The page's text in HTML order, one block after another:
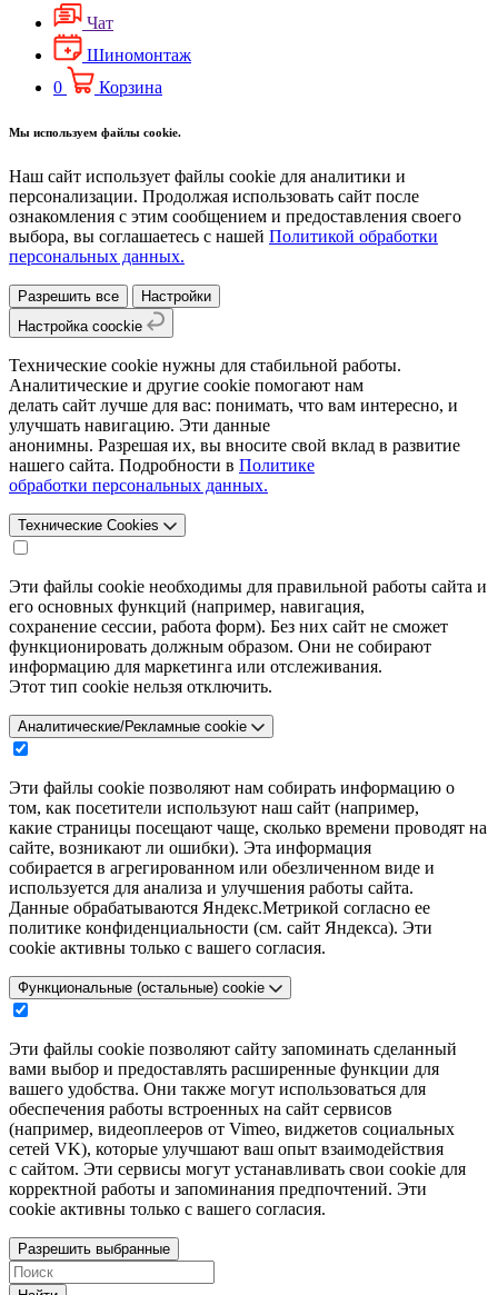
Чат
Шиномонтаж
0
Корзина
Мы используем файлы cookie.
Наш сайт использует файлы cookie для аналитики и
персонализации. Продолжая использовать сайт после
ознакомления с этим сообщением и предоставления своего
выбора, вы соглашаетесь с нашей Политикой обработки
персональных данных.
Разрешить все
Настройки
Настройка coockie
Технические cookie нужны для стабильной работы.
Аналитические и другие cookie помогают нам
делать сайт лучше для вас: понимать, что вам интересно, и
улучшать навигацию. Эти данные
анонимны. Разрешая их, вы вносите свой вклад в развитие
нашего сайта. Подробности в Политике
обработки персональных данных.
Технические Cookies
Эти файлы cookie необходимы для правильной работы сайта и
его основных функций (например, навигация,
сохранение сессии, работа форм). Без них сайт не сможет
функционировать должным образом. Они не собирают
информацию для маркетинга или отслеживания.
Этот тип cookie нельзя отключить.
Аналитические/Рекламные cookie
Эти файлы cookie позволяют нам собирать информацию о
том, как посетители используют наш сайт (например,
какие страницы посещают чаще, сколько времени проводят на
сайте, возникают ли ошибки). Эта информация
собирается в агрегированном или обезличенном виде и
используется для анализа и улучшения работы сайта.
Данные обрабатываются Яндекс.Метрикой согласно ее
политике конфиденциальности (см. сайт Яндекса). Эти
cookie активны только с вашего согласия.
Функциональные (остальные) cookie
Эти файлы cookie позволяют сайту запоминать сделанный
вами выбор и предоставлять расширенные функции для
вашего удобства. Они также могут использоваться для
обеспечения работы встроенных на сайт сервисов
(например, видеоплееров от Vimeo, виджетов социальных
сетей VK), которые улучшают ваш опыт взаимодействия
с сайтом. Эти сервисы могут устанавливать свои cookie для
корректной работы и запоминания предпочтений. Эти
cookie активны только с вашего согласия.
Разрешить выбранные